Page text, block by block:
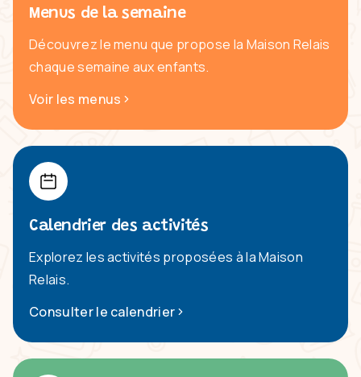
Menus de la semaine
Découvrez le menu que propose la Maison Relais
chaque semaine aux enfants.
Voir les menus
Calendrier des activités
Explorez les activités proposées à la Maison
Relais.
Consulter le calendrier